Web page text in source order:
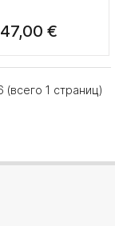
€
(всего 1 страниц)